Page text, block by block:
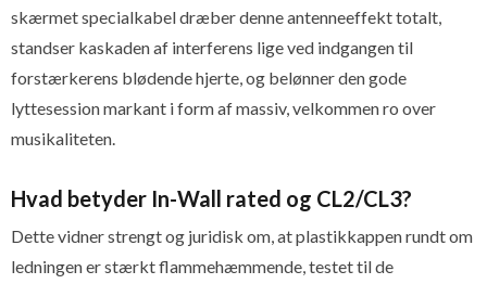
skærmet specialkabel dræber denne antenneeffekt totalt,
standser kaskaden af interferens lige ved indgangen til
forstærkerens blødende hjerte, og belønner den gode
lyttesession markant i form af massiv, velkommen ro over
musikaliteten.
Hvad betyder In-Wall rated og CL2/CL3?
Dette vidner strengt og juridisk om, at plastikkappen rundt om
ledningen er stærkt flammehæmmende, testet til de